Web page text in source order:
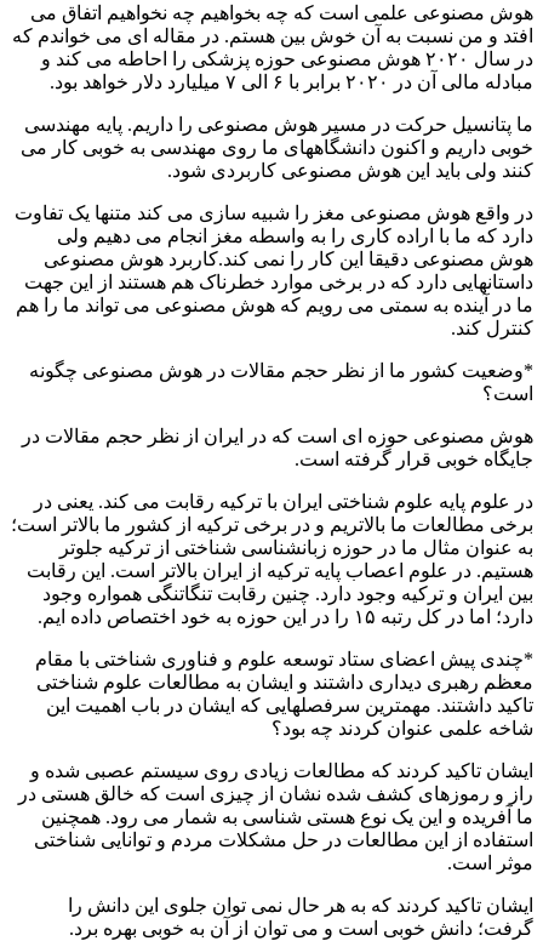
هوش مصنوعی علمی است که چه بخواهیم چه نخواهیم اتفاق می
افتد و من نسبت به آن خوش بین هستم. در مقاله ای می خواندم که
در سال ۲۰۲۰ هوش مصنوعی حوزه پزشکی را احاطه می کند و
مبادله مالی آن در ۲۰۲۰ برابر با ۶ الی ۷ میلیارد دلار خواهد بود.
ما پتانسیل حرکت در مسیر هوش مصنوعی را داریم. پایه مهندسی
خوبی داریم و اکنون دانشگاههای ما روی مهندسی به خوبی کار می
کنند ولی باید این هوش مصنوعی کاربردی شود.
در واقع هوش مصنوعی مغز را شبیه سازی می کند متنها یک تفاوت
دارد که ما با اراده کاری را به واسطه مغز انجام می دهیم ولی
هوش مصنوعی دقیقا این کار را نمی کند.کاربرد هوش مصنوعی
داستانهایی دارد که در برخی موارد خطرناک هم هستند از این جهت
ما در آینده به سمتی می رویم که هوش مصنوعی می تواند ما را هم
کنترل کند.
*وضعیت کشور ما از نظر حجم مقالات در هوش مصنوعی چگونه
است؟
هوش مصنوعی حوزه ای است که در ایران از نظر حجم مقالات در
جایگاه خوبی قرار گرفته است.
در علوم پایه علوم شناختی ایران با ترکیه رقابت می کند. یعنی در
برخی مطالعات ما بالاتریم و در برخی ترکیه از کشور ما بالاتر است؛
به عنوان مثال ما در حوزه زبانشناسی شناختی از ترکیه جلوتر
هستیم. در علوم اعصاب پایه ترکیه از ایران بالاتر است. این رقابت
بین ایران و ترکیه وجود دارد. چنین رقابت تنگاتنگی همواره وجود
دارد؛ اما در کل رتبه ۱۵ را در این حوزه به خود اختصاص داده ایم.
*چندی پیش اعضای ستاد توسعه علوم و فناوری شناختی با مقام
معظم رهبری دیداری داشتند و ایشان به مطالعات علوم شناختی
تاکید داشتند. مهمترین سرفصلهایی که ایشان در باب اهمیت این
شاخه علمی عنوان کردند چه بود؟
ایشان تاکید کردند که مطالعات زیادی روی سیستم عصبی شده و
راز و رموزهای کشف شده نشان از چیزی است که خالق هستی در
ما آفریده و این یک نوع هستی شناسی به شمار می رود. همچنین
استفاده از این مطالعات در حل مشکلات مردم و توانایی شناختی
موثر است.
ایشان تاکید کردند که به هر حال نمی توان جلوی این دانش را
گرفت؛ دانش خوبی است و می توان از آن به خوبی بهره برد.